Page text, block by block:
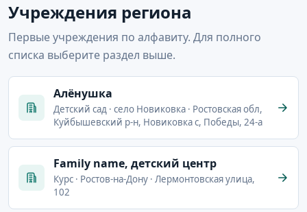
Учреждения региона
Первые учреждения по алфавиту. Для полного
списка выберите раздел выше.
Aлёнушка
Детский сад · село Новиковка · Ростовская обл,
Куйбышевский р-н, Новиковка с, Победы, 24-а
Family name, детский центр
Курс · Ростов-на-Дону · Лермонтовская улица,
102